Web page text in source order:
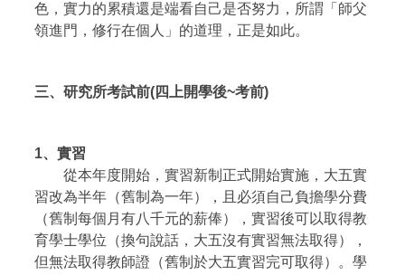
色，實力的累積還是端看自己是否努力，所謂「師父
領進門，修行在個人」的道理，正是如此。
三、研究所考試前(四上開學後~考前)
1、 實習
從本年度開始，實習新制正式開始實施，大五實
習改為半年（舊制為一年），且必須自己負擔學分費
（舊制每個月有八千元的薪俸），實習後可以取得教
育學士學位（換句說話，大五沒有實習無法取得），
但無法取得教師證（舊制於大五實習完可取得）。學